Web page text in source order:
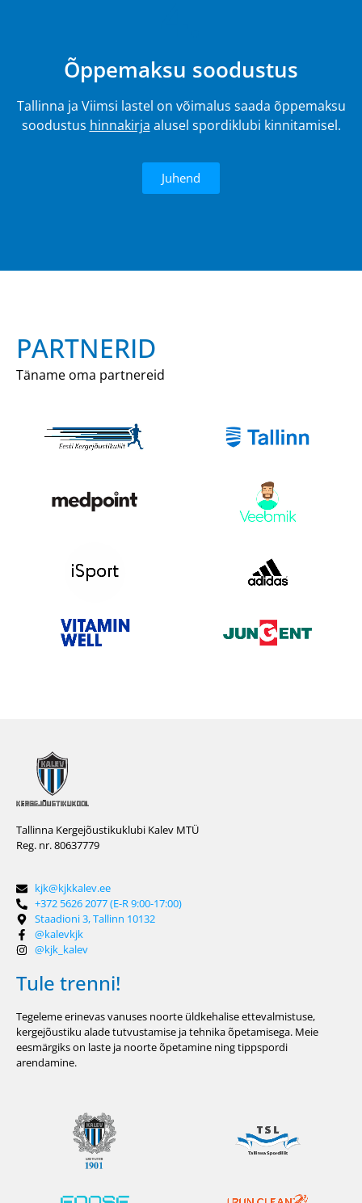
Õppemaksu soodustus
Tallinna ja Viimsi lastel on võimalus saada õppemaksu
soodustus hinnakirja alusel spordiklubi kinnitamisel.
Juhend
PARTNERID
Täname oma partnereid
Tallinna Kergejõustikuklubi Kalev MTÜ
Reg. nr. 80637779
kjk@kjkkalev.ee
+372 5626 2077 (E-R 9:00-17:00)
Staadioni 3, Tallinn 10132
@kalevkjk
@kjk_kalev
Tule trenni!
Tegeleme erinevas vanuses noorte üldkehalise ettevalmistuse,
kergejõustiku alade tutvustamise ja tehnika õpetamisega. Meie
eesmärgiks on laste ja noorte õpetamine ning tippspordi
arendamine.